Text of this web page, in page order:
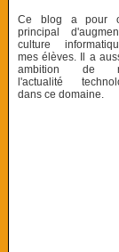
Ce blog a pour
principal
culture
mes élèves. Il a
ambition de
l'actualité
dans ce domaine.